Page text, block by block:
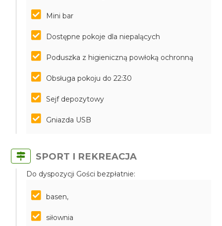
Mini bar
Dostępne pokoje dla niepalących
Poduszka z higieniczną powłoką ochronną
Obsługa pokoju do 22:30
Sejf depozytowy
Gniazda USB
SPORT I REKREACJA
Do dyspozycji Gości bezpłatnie:
basen,
siłownia